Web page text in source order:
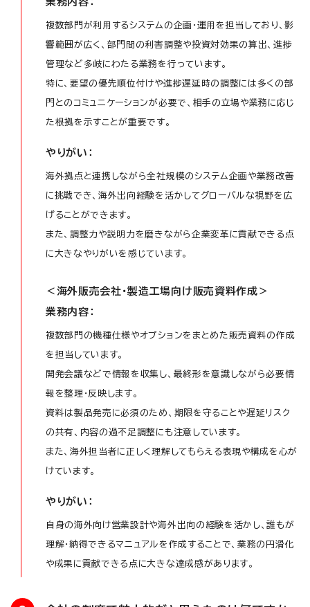
複数部門が利用するシステムの企画・運用を担当しており、影
響範囲が広く、部門間の利害調整や投資対効果の算出、進捗
管理など多岐にわたる業務を行っています。
特に、要望の優先順位付けや進捗遅延時の調整には多くの部
門とのコミュニケーションが必要で、相手の立場や業務に応じ
た根拠を示すことが重要です。
やりがい：
海外拠点と連携しながら全社規模のシステム企画や業務改善
に挑戦でき、海外出向経験を活かしてグローバルな視野を広
げることができます。
また、調整力や説明力を磨きながら企業変革に貢献できる点
に大きなやりがいを感じています。
＜海外販売会社・製造工場向け販売資料作成＞
業務内容：
複数部門の機種仕様やオプションをまとめた販売資料の作成
を担当しています。
開発会議などで情報を収集し、最終形を意識しながら必要情
報を整理・反映します。
資料は製品発売に必須のため、期限を守ることや遅延リスク
の共有、内容の過不足調整にも注意しています。
また、海外担当者に正しく理解してもらえる表現や構成を心が
けています。
やりがい：
自身の海外向け営業設計や海外出向の経験を活かし、誰もが
理解・納得できるマニュアルを作成することで、業務の円滑化
や成果に貢献できる点に大きな達成感があります。